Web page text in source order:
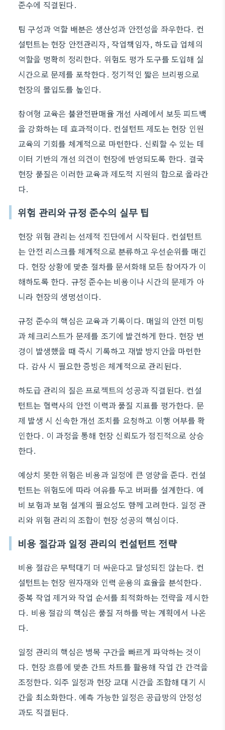
준수에 직결된다.
팀 구성과 역할 배분은 생산성과 안전성을 좌우한다. 컨
설턴트는 현장 안전관리자, 작업책임자, 하도급 업체의
역할을 명확히 정리한다. 위험도 평가 도구를 도입해 실
시간으로 문제를 포착한다. 정기적인 짧은 브리핑으로
현장의 몰입도를 높인다.
참여형 교육은 불완전판매율 개선 사례에서 보듯 피드백
을 강화하는 데 효과적이다. 컨설턴트 제도는 현장 인원
교육의 기회를 체계적으로 마련한다. 신뢰할 수 있는 데
이터 기반의 개선 의견이 현장에 반영되도록 한다. 결국
현장 품질은 이러한 교육과 제도적 지원의 합으로 올라간
다.
위험 관리와 규정 준수의 실무 팁
현장 위험 관리는 선제적 진단에서 시작된다. 컨설턴트
는 안전 리스크를 체계적으로 분류하고 우선순위를 매긴
다. 현장 상황에 맞춘 절차를 문서화해 모든 참여자가 이
해하도록 한다. 규정 준수는 비용이나 시간의 문제가 아
니라 현장의 생명선이다.
규정 준수의 핵심은 교육과 기록이다. 매일의 안전 미팅
과 체크리스트가 문제를 조기에 발견하게 한다. 현장 변
경이 발생했을 때 즉시 기록하고 재발 방지안을 마련한
다. 감사 시 필요한 증빙은 체계적으로 관리된다.
하도급 관리의 질은 프로젝트의 성공과 직결된다. 컨설
턴트는 협력사의 안전 이력과 품질 지표를 평가한다. 문
제 발생 시 신속한 개선 조치를 요청하고 이행 여부를 확
인한다. 이 과정을 통해 현장 신뢰도가 점진적으로 상승
한다.
예상치 못한 위험은 비용과 일정에 큰 영향을 준다. 컨설
턴트는 위험도에 따라 여유를 두고 버퍼를 설계한다. 예
비 보험과 보험 설계의 필요성도 함께 고려한다. 일정 관
리와 위험 관리의 조합이 현장 성공의 핵심이다.
비용 절감과 일정 관리의 컨설턴트 전략
비용 절감은 무턱대기 더 싸운다고 달성되진 않는다. 컨
설턴트는 현장 원자재와 인력 운용의 효율을 분석한다.
중복 작업 제거와 작업 순서를 최적화하는 전략을 제시한
다. 비용 절감의 핵심은 품질 저하를 막는 계획에서 나온
다.
일정 관리의 핵심은 병목 구간을 빠르게 파악하는 것이
다. 현장 흐름에 맞춘 간트 차트를 활용해 작업 간 간격을
조정한다. 외주 일정과 현장 교대 시간을 조합해 대기 시
간을 최소화한다. 예측 가능한 일정은 공급망의 안정성
과도 직결된다.